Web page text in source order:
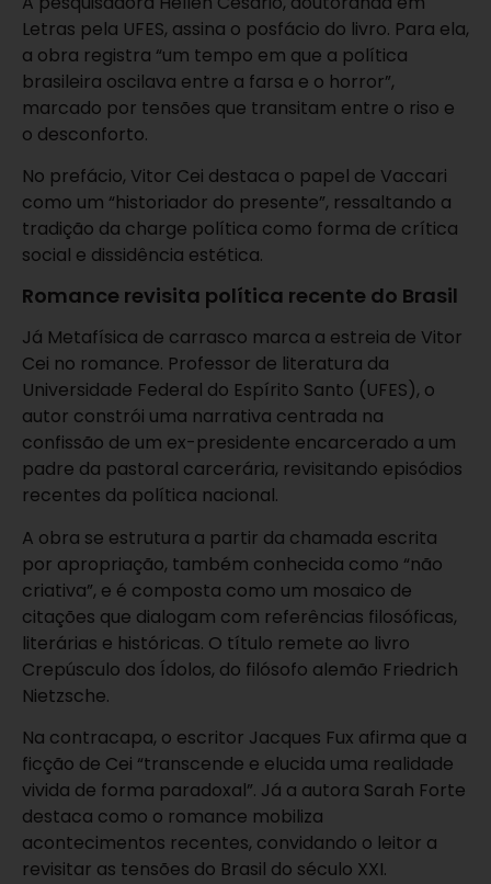
Letras pela UFES, assina o posfácio do livro. Para ela,
a obra registra “um tempo em que a política
brasileira oscilava entre a farsa e o horror”,
marcado por tensões que transitam entre o riso e
o desconforto.
No prefácio, Vitor Cei destaca o papel de Vaccari
como um “historiador do presente”, ressaltando a
tradição da charge política como forma de crítica
social e dissidência estética.
Romance revisita política recente do Brasil
Já Metafísica de carrasco marca a estreia de Vitor
Cei no romance. Professor de literatura da
Universidade Federal do Espírito Santo (UFES), o
autor constrói uma narrativa centrada na
confissão de um ex-presidente encarcerado a um
padre da pastoral carcerária, revisitando episódios
recentes da política nacional.
A obra se estrutura a partir da chamada escrita
por apropriação, também conhecida como “não
criativa”, e é composta como um mosaico de
citações que dialogam com referências filosóficas,
literárias e históricas. O título remete ao livro
Crepúsculo dos Ídolos, do filósofo alemão Friedrich
Nietzsche.
Na contracapa, o escritor Jacques Fux afirma que a
ficção de Cei “transcende e elucida uma realidade
vivida de forma paradoxal”. Já a autora Sarah Forte
destaca como o romance mobiliza
acontecimentos recentes, convidando o leitor a
revisitar as tensões do Brasil do século XXI.